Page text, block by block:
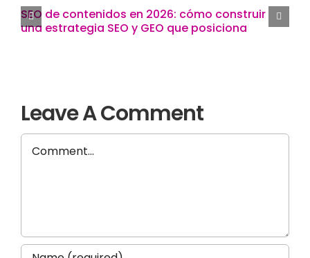
SEO de contenidos en 2026: cómo construir
una estrategia SEO y GEO que posiciona
Leave A Comment
Comment